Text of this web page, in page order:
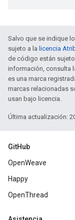
Salvo que se indique
sujeto a la licencia
de código están
información, consulta
es una marca
marcas relacionadas
usan bajo licencia.
Última actualización:
GitHub
OpenWeave
Happy
OpenThread